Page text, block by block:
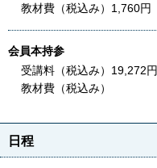
教材費（税込み）1,760円
会員本持参
受講料（税込み）19,272円
教材費（税込み）
日程